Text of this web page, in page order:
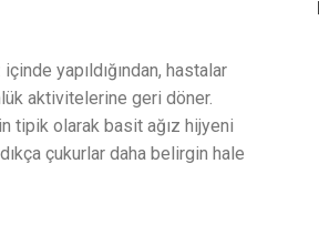
yapıldığından, hastalar
aktivitelerine geri döner.
tipik olarak basit ağız hijyeni
çukurlar daha belirgin hale